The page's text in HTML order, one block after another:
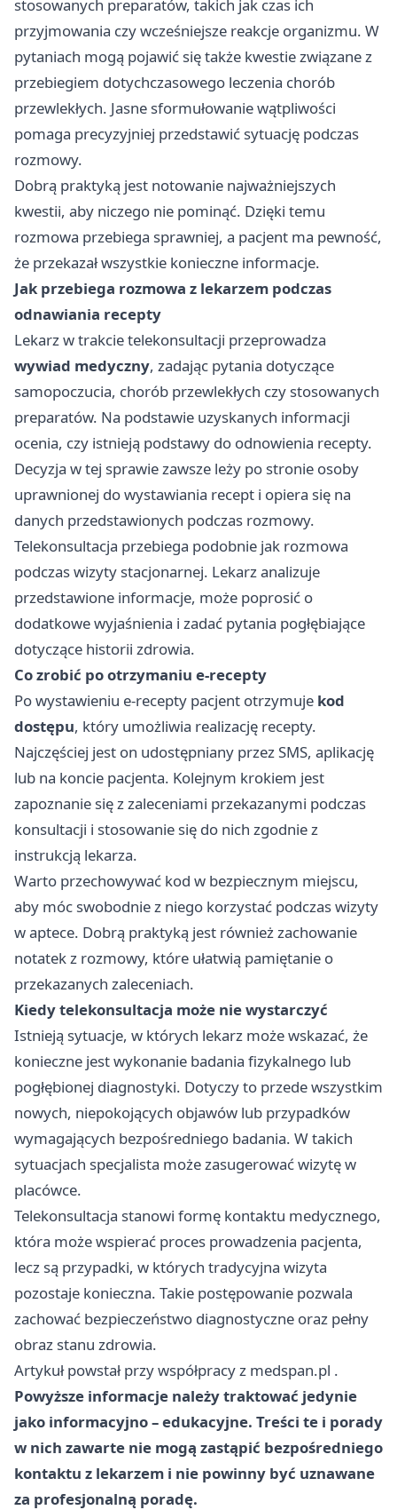
stosowanych preparatów, takich jak czas ich
przyjmowania czy wcześniejsze reakcje organizmu. W
pytaniach mogą pojawić się także kwestie związane z
przebiegiem dotychczasowego leczenia chorób
przewlekłych. Jasne sformułowanie wątpliwości
pomaga precyzyjniej przedstawić sytuację podczas
rozmowy.
Dobrą praktyką jest notowanie najważniejszych
kwestii, aby niczego nie pominąć. Dzięki temu
rozmowa przebiega sprawniej, a pacjent ma pewność,
że przekazał wszystkie konieczne informacje.
Jak przebiega rozmowa z lekarzem podczas
odnawiania recepty
Lekarz w trakcie telekonsultacji przeprowadza
wywiad medyczny, zadając pytania dotyczące
samopoczucia, chorób przewlekłych czy stosowanych
preparatów. Na podstawie uzyskanych informacji
ocenia, czy istnieją podstawy do odnowienia recepty.
Decyzja w tej sprawie zawsze leży po stronie osoby
uprawnionej do wystawiania recept i opiera się na
danych przedstawionych podczas rozmowy.
Telekonsultacja przebiega podobnie jak rozmowa
podczas wizyty stacjonarnej. Lekarz analizuje
przedstawione informacje, może poprosić o
dodatkowe wyjaśnienia i zadać pytania pogłębiające
dotyczące historii zdrowia.
Co zrobić po otrzymaniu e-recepty
Po wystawieniu e-recepty pacjent otrzymuje kod
dostępu, który umożliwia realizację recepty.
Najczęściej jest on udostępniany przez SMS, aplikację
lub na koncie pacjenta. Kolejnym krokiem jest
zapoznanie się z zaleceniami przekazanymi podczas
konsultacji i stosowanie się do nich zgodnie z
instrukcją lekarza.
Warto przechowywać kod w bezpiecznym miejscu,
aby móc swobodnie z niego korzystać podczas wizyty
w aptece. Dobrą praktyką jest również zachowanie
notatek z rozmowy, które ułatwią pamiętanie o
przekazanych zaleceniach.
Kiedy telekonsultacja może nie wystarczyć
Istnieją sytuacje, w których lekarz może wskazać, że
konieczne jest wykonanie badania fizykalnego lub
pogłębionej diagnostyki. Dotyczy to przede wszystkim
nowych, niepokojących objawów lub przypadków
wymagających bezpośredniego badania. W takich
sytuacjach specjalista może zasugerować wizytę w
placówce.
Telekonsultacja stanowi formę kontaktu medycznego,
która może wspierać proces prowadzenia pacjenta,
lecz są przypadki, w których tradycyjna wizyta
pozostaje konieczna. Takie postępowanie pozwala
zachować bezpieczeństwo diagnostyczne oraz pełny
obraz stanu zdrowia.
Artykuł powstał przy współpracy z medspan.pl .
Powyższe informacje należy traktować jedynie
jako informacyjno – edukacyjne. Treści te i porady
w nich zawarte nie mogą zastąpić bezpośredniego
kontaktu z lekarzem i nie powinny być uznawane
za profesjonalną poradę.